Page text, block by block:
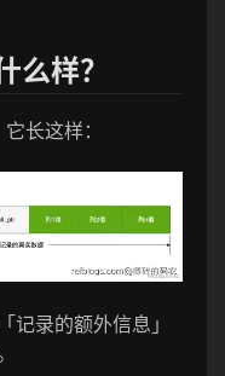
么样？
长这样：
记录的额外信息」